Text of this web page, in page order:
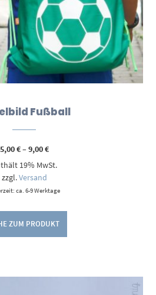
Fußball
5,00€–9,00€Preisspanne:
bis
19% MwSt.
zzgl.Versand
ca. 6-9 Werktage
ZUM PRODUKT